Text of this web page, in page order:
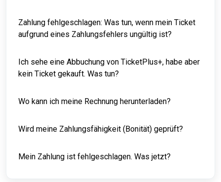
Zahlung fehlgeschlagen: Was tun, wenn mein Ticket
aufgrund eines Zahlungsfehlers ungültig ist?
Ich sehe eine Abbuchung von TicketPlus+, habe aber
kein Ticket gekauft. Was tun?
Wo kann ich meine Rechnung herunterladen?
Wird meine Zahlungsfähigkeit (Bonität) geprüft?
Mein Zahlung ist fehlgeschlagen. Was jetzt?